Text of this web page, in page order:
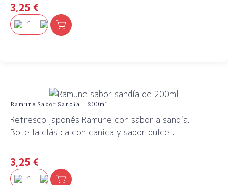
3,25 €
Ramune Sabor Sandía – 200ml
Refresco japonés Ramune con sabor a sandía.
Botella clásica con canica y sabor dulce...
3,25 €